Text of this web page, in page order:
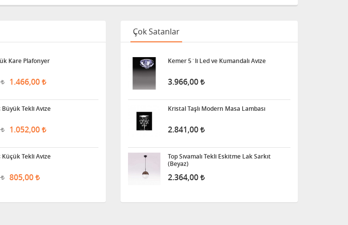
Kare Plafonyer
1.466,00
Büyük Tekli Avize
1.052,00
Küçük Tekli Avize
805,00
Çok Satanlar
Kemer 5´li Led ve Kumandalı Avize
3.966,00
Kristal Taşlı Modern Masa Lambası
2.841,00
Top Sıvamalı Tekli Eskitme Lak Sarkıt
(Beyaz)
2.364,00